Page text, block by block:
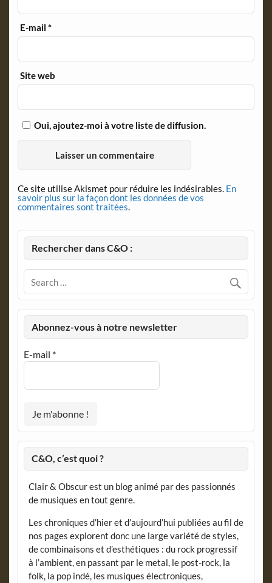
E-mail*
Site web
Oui, ajoutez-moi à votre liste de diffusion.
Ce site utilise Akismet pour réduire les indésirables. En
savoir plus sur la façon dont les données de vos
commentaires sont traitées.
Rechercher dans C&O :
Abonnez-vous à notre newsletter
E-mail *
C&O, c’est quoi ?
Clair & Obscur est un blog animé par des passionnés
de musiques en tout genre.
Les chroniques d’hier et d’aujourd’hui publiées au fil de
nos pages explorent donc une large variété de styles,
de combinaisons et d’esthétiques : du rock progressif
à l’ambient, en passant par le metal, le post-rock, la
folk, la pop indé, les musiques électroniques,